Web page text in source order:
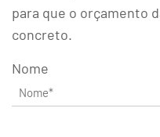
para que o orçamento
concreto.
Nome